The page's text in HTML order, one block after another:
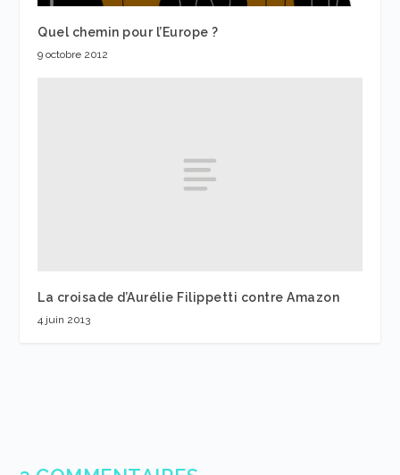
Quel chemin pour l’Europe ?
9 octobre 2012
La croisade d’Aurélie Filippetti contre Amazon
4 juin 2013